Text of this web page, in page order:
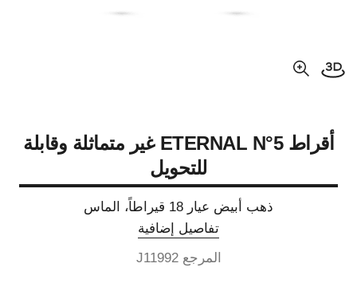
فتح العرض ثلاثي الأبعاد
عرض مكبّر عن الصورة
أقراط ETERNAL N°5 غير متماثلة وقابلة
للتحويل
ذهب أبيض عيار 18 قيراطاً، الماس
تفاصيل إضافية
المرجع J11992